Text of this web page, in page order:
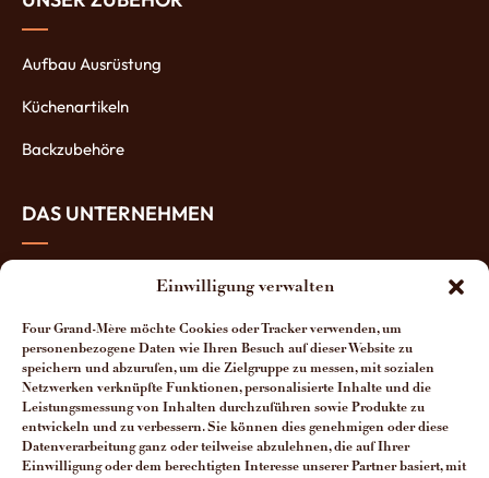
Einwilligung verwalten
Four Grand-Mère möchte Cookies oder Tracker verwenden, um
personenbezogene Daten wie Ihren Besuch auf dieser Website zu
speichern und abzurufen, um die Zielgruppe zu messen, mit sozialen
Netzwerken verknüpfte Funktionen, personalisierte Inhalte und die
Leistungsmessung von Inhalten durchzuführen sowie Produkte zu
entwickeln und zu verbessern. Sie können dies genehmigen oder diese
Datenverarbeitung ganz oder teilweise abzulehnen, die auf Ihrer
Einwilligung oder dem berechtigten Interesse unserer Partner basiert, mit
Aufbau Ausrüstung
Küchenartikeln
Backzubehöre
DAS UNTERNEHMEN
Die Öfen-Herstellung
Die Vorteile unserer Öfen
Man spricht über uns
Kontakt Four Grand-Mère